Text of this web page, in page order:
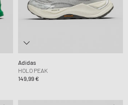
Adidas
HOLO PEAK
149,99 €